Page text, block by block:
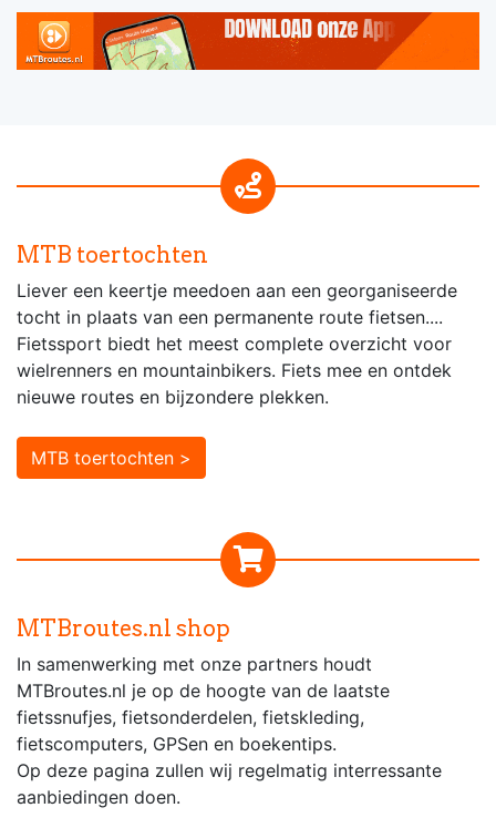
MTB toertochten
Liever een keertje meedoen aan een georganiseerde
tocht in plaats van een permanente route fietsen....
Fietssport biedt het meest complete overzicht voor
wielrenners en mountainbikers. Fiets mee en ontdek
nieuwe routes en bijzondere plekken.
MTB toertochten >
MTBroutes.nl shop
In samenwerking met onze partners houdt
MTBroutes.nl je op de hoogte van de laatste
fietssnufjes, fietsonderdelen, fietskleding,
fietscomputers, GPSen en boekentips.
Op deze pagina zullen wij regelmatig interressante
aanbiedingen doen.